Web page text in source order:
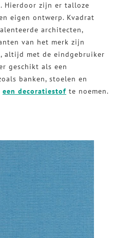
Hierdoor zijn er talloze
eigen ontwerp. Kvadrat
architecten,
van het merk zijn
altijd met de eindgebruiker
geschikt als een
banken, stoelen en
een decoratiestof te noemen.